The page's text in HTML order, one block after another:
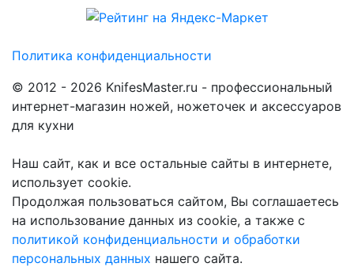
Политика конфиденциальности
© 2012 - 2026 KnifesMaster.ru - профессиональный
интернет-магазин ножей, ножеточек и аксессуаров
для кухни
Наш сайт, как и все остальные сайты в интернете,
использует cookie.
Продолжая пользоваться сайтом, Вы соглашаетесь
на использование данных из cookie, а также с
политикой конфиденциальности и обработки
персональных данных нашего сайта.